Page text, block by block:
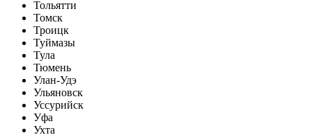
Тольятти
Томск
Троицк
Туймазы
Тула
Тюмень
Улан-Удэ
Ульяновск
Уссурийск
Уфа
Ухта